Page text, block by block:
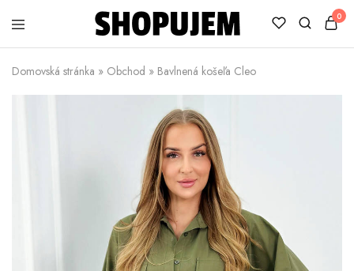
Shopujem
Veselé
s
0
Domovská stránka » Obchod » Bavlnená košeľa Cleo